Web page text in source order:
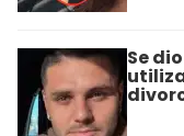
Se